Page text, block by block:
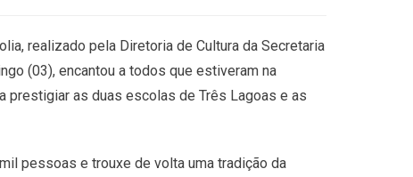
realizado pela Diretoria de Cultura da Secretaria
(03), encantou a todos que estiveram na
prestigiar as duas escolas de Três Lagoas e as
pessoas e trouxe de volta uma tradição da